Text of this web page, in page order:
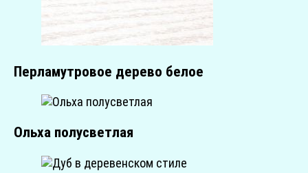
Перламутровое дерево белое
Ольха полусветлая